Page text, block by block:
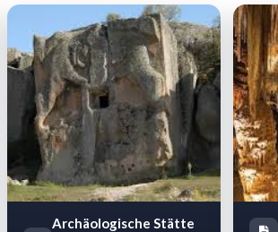
Archäologische Stätte